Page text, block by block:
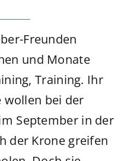
Freunden
und Monate
Training. Ihr
wollen bei der
September in der
der Krone greifen